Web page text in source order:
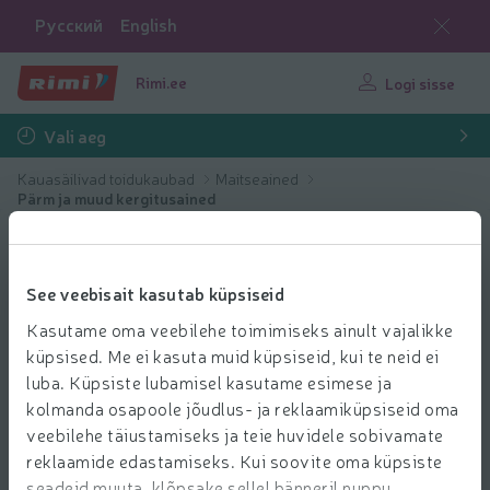
See veebisait kasutab küpsiseid
Kasutame oma veebilehe toimimiseks ainult vajalikke
küpsised. Me ei kasuta muid küpsiseid, kui te neid ei
luba. Küpsiste lubamisel kasutame esimese ja
kolmanda osapoole jõudlus- ja reklaamiküpsiseid oma
veebilehe täiustamiseks ja teie huvidele sobivamate
reklaamide edastamiseks. Kui soovite oma küpsiste
Русский English
Rimi.ee Logi sisse
Vali aeg
Kauasäilivad toidukaubad
Maitseained
Pärm ja muud kergitusained